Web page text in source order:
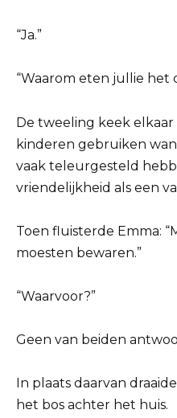
“Ja.”
“Waarom eten jullie het
De tweeling keek
kinderen gebruiken
vaak teleurgesteld
vriendelijkheid als een
Toen fluisterde Emma:
moesten bewaren.”
“Waarvoor?”
Geen van beiden
In plaats daarvan
het bos achter het huis.